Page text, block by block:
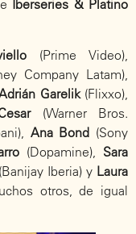
Iberseries & Platino
(Prime Video),
Company Latam),
Garelik(Flixxo),
(Warner Bros.
Ana Bond (Sony
(Dopamine), Sara
(Banijay Iberia) y Laura
otros, de igual